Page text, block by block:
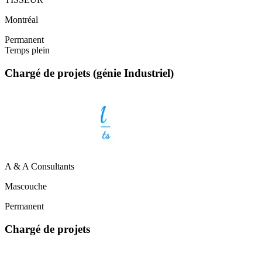
Montréal
Permanent
Temps plein
Chargé de projets (génie Industriel)
A & A Consultants
Mascouche
Permanent
Chargé de projets